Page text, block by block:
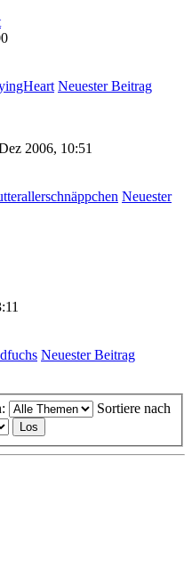
Neuester Beitrag
2006, 10:51
Neuester
Neuester Beitrag
Sortiere nach